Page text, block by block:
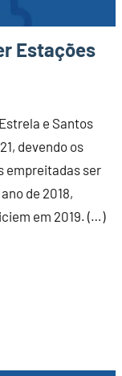
Estações
e Santos
devendo os
empreitadas ser
de 2018,
em 2019. (…)